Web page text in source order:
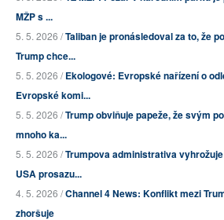
MŽP s ...
5. 5. 2026 /Taliban je pronásledoval za to, že
Trump chce...
5. 5. 2026 /Ekologové: Evropské nařízení o
Evropské komi...
5. 5. 2026 /Trump obviňuje papeže, že svým
mnoho ka...
5. 5. 2026 /Trumpova administrativa
USA prosazu...
4. 5. 2026 /Channel 4 News: Konflikt mezi
zhoršuje